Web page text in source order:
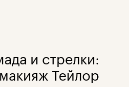
и стрелки:
Тейлор